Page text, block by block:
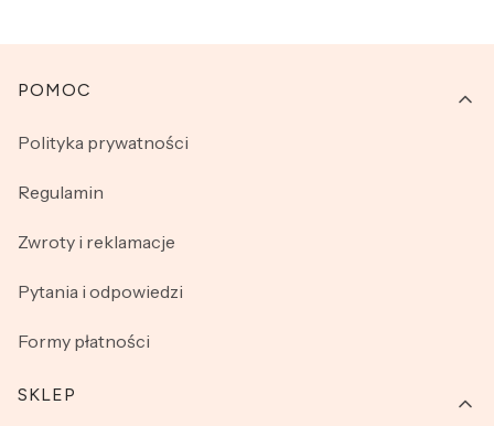
Linki w stopce
POMOC
Polityka prywatności
Regulamin
Zwroty i reklamacje
Pytania i odpowiedzi
Formy płatności
SKLEP